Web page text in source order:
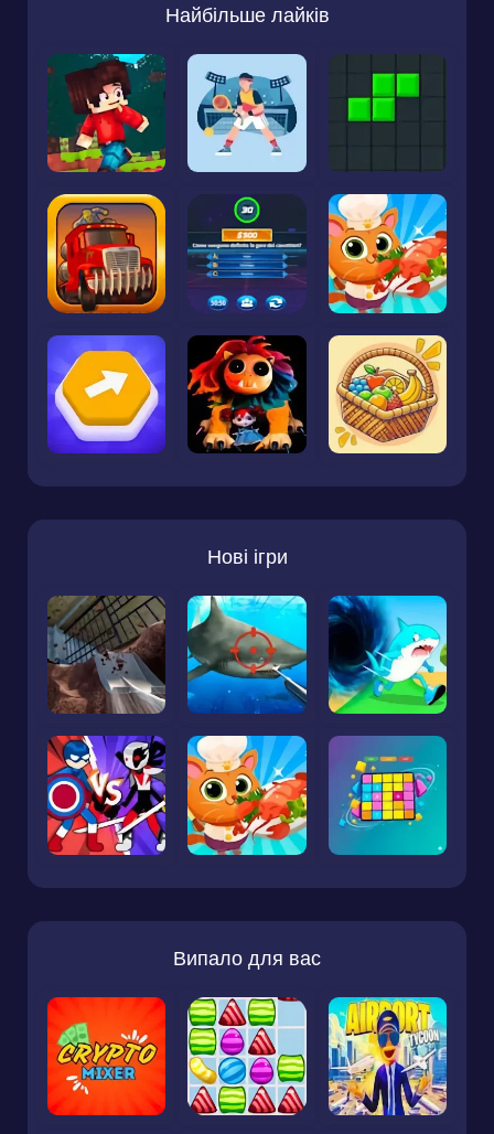
Найбільше лайків
Нові ігри
Випало для вас